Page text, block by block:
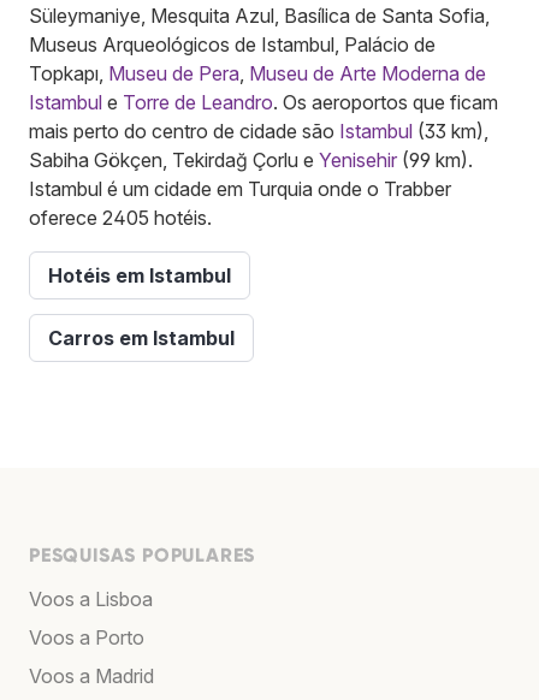
Süleymaniye, Mesquita Azul, Basílica de Santa Sofia,
Museus Arqueológicos de Istambul, Palácio de
Topkapı, Museu de Pera Museu de Arte Moderna de
Istambul e Torre de Leandro. Os aeroportos que ficam
mais perto do centro de cidade são Istambul (33 km),
Sabiha Gökçen, Tekirdağ Çorlu e Yenisehir (99 km).
Istambul é um cidade em Turquia onde o Trabber
oferece 2405 hotéis.
Hotéis em Istambul
Carros em Istambul
PESQUISAS POPULARES
Voos a Lisboa
Voos a Porto
Voos a Madrid